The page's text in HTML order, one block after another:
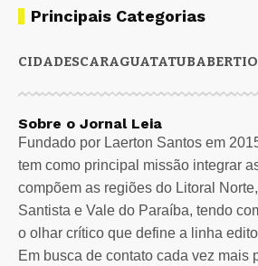
Principais Categorias
CIDADESCARAGUATATUBA
Sobre o Jornal Leia
Fundado por Laerton Santos em
tem como principal missão integrar
compõem as regiões do Litoral
Santista e Vale do Paraíba, tendo
o olhar crítico que define a linha
Em busca de contato cada vez mais